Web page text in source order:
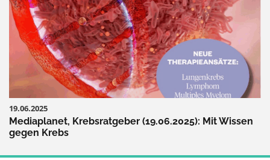
19.06.2025
Mediaplanet, Krebsratgeber (19.06.2025): Mit Wissen
gegen Krebs